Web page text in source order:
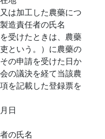
は加工した農藥につ
造責任者の氏名
受けたときは、農藥
という。）に農藥の
の申請を受けた日か
の議決を経て当該農
を記載した登録票を
日
の氏名